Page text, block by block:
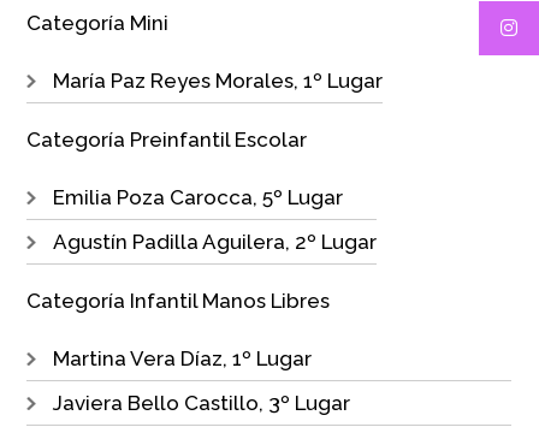
Categoría Mini
María Paz Reyes Morales, 1º Lugar
Categoría Preinfantil Escolar
Emilia Poza Carocca, 5º Lugar
Agustín Padilla Aguilera, 2º Lugar
Categoría Infantil Manos Libres
Martina Vera Díaz, 1º Lugar
Javiera Bello Castillo, 3º Lugar